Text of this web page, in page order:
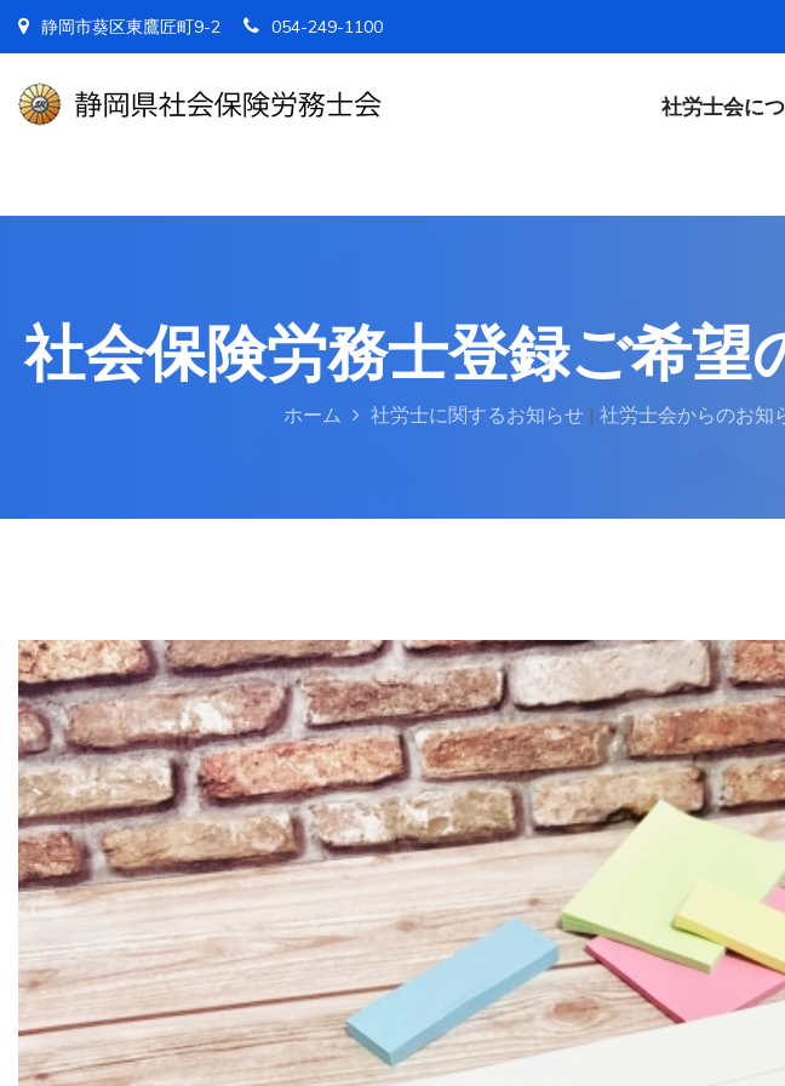
静岡市葵区東鷹匠町9-2 054-249-1100
社労士会に
社会保険労務士登録ご希望
ホーム 社労士に関するお知らせ| 社労士会からのお知